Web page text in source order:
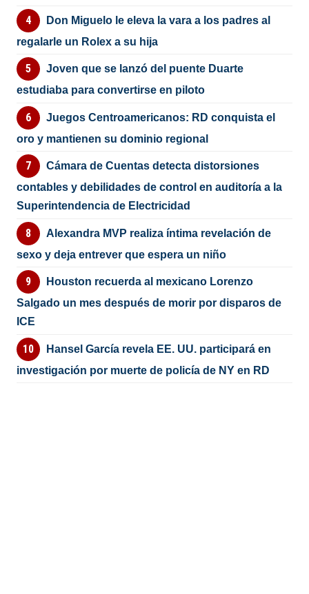
Don Miguelo le eleva la vara a los padres al
regalarle un Rolex a su hija
Joven que se lanzó del puente Duarte
estudiaba para convertirse en piloto
Juegos Centroamericanos: RD conquista el
oro y mantienen su dominio regional
Cámara de Cuentas detecta distorsiones
contables y debilidades de control en auditoría a la
Superintendencia de Electricidad
Alexandra MVP realiza íntima revelación de
sexo y deja entrever que espera un niño
Houston recuerda al mexicano Lorenzo
Salgado un mes después de morir por disparos de
ICE
Hansel García revela EE. UU. participará en
investigación por muerte de policía de NY en RD